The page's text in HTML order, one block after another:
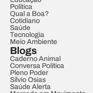
Política
Qual a Boa?
Cotidiano
Saúde
Tecnologia
Meio Ambiente
Blogs
Caderno Animal
Conversa Política
Pleno Poder
Sílvio Osias
Saúde Alerta